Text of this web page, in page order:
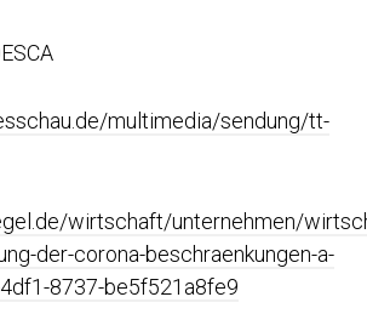
multimedia/sendung/tt-
wirtschaft/unternehmen/
der-corona-beschraenkungen-a-
8737-be5f521a8fe9